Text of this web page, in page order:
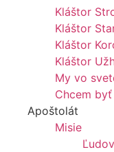
Kláštor
Kláštor
Kláštor
Kláštor
My vo
Chcem
Apoštolát
Misie